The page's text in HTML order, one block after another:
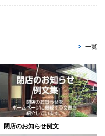
一覧
閉店のお知らせ例文